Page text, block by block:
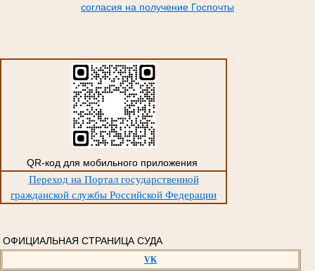
согласия на получение Госпочты
QR-код для мобильного приложения
Переход на Портал государственной
гражданской службы Российской Федерации
ОФИЦИАЛЬНАЯ СТРАНИЦА СУДА
VK